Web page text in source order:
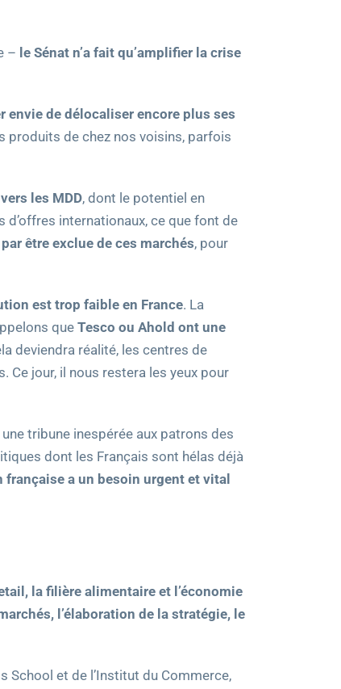
– le Sénat n’a fait qu’amplifier la crise
envie de délocaliser encore plus ses
produits de chez nos voisins, parfois
les MDD, dont le potentiel en
internationaux, ce que font de
être exclue de ces marchés, pour
est trop faible en France. La
que Tesco ou Ahold ont une
deviendra réalité, les centres de
jour, il nous restera les yeux pour
tribune inespérée aux patrons des
dont les Français sont hélas déjà
française a un besoin urgent et vital
la filière alimentaire et l’économie
l’élaboration de la stratégie, le
School et de l’Institut du Commerce,